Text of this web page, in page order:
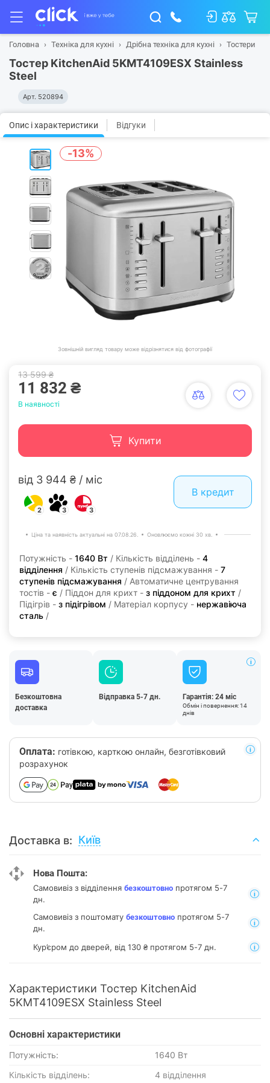
Головна Техніка для кухні Дрібна техніка для кухні Тостери
Тостер KitchenAid 5KMT4109ESX Stainless
Steel
Арт. 520894
Опис і характеристики Відгуки
-13%
Зовнішній вигляд товару може відрізнятися від фотографії
13 599 ₴
11 832 ₴
В наявності
Купити
від 3 944 ₴ / міс
2 3 3
В кредит
Ціна та наявність актуальні на 07.08.26. Оновлюємо кожні 30 хв.
Потужність - 1640 Вт / Кількість відділень - 4
відділення / Кількість ступенів підсмажування - 7
ступенів підсмажування / Автоматичне центрування
тостів - є / Піддон для крихт - з піддоном для крихт /
Підігрів - з підігрівом / Матеріал корпусу - нержавіюча
сталь /
Безкоштовна
доставка
Відправка 5-7 дн. Гарантія: 24 міс
Обмін і повернення: 14
днів
Оплата: готівкою, карткою онлайн, безготівковий
розрахунок
Доставка в: Київ
Нова Пошта:
Самовивіз з відділення безкоштовно протягом 5-7
дн.
Самовивіз з поштомату безкоштовно протягом 5-7
дн.
Кур’єром до дверей, від 130 ₴ протягом 5-7 дн.
Характеристики Тостер KitchenAid
5KMT4109ESX Stainless Steel
Основнi характеристики
Потужність:
1640 Вт
Кількість відділень:
4 відділення